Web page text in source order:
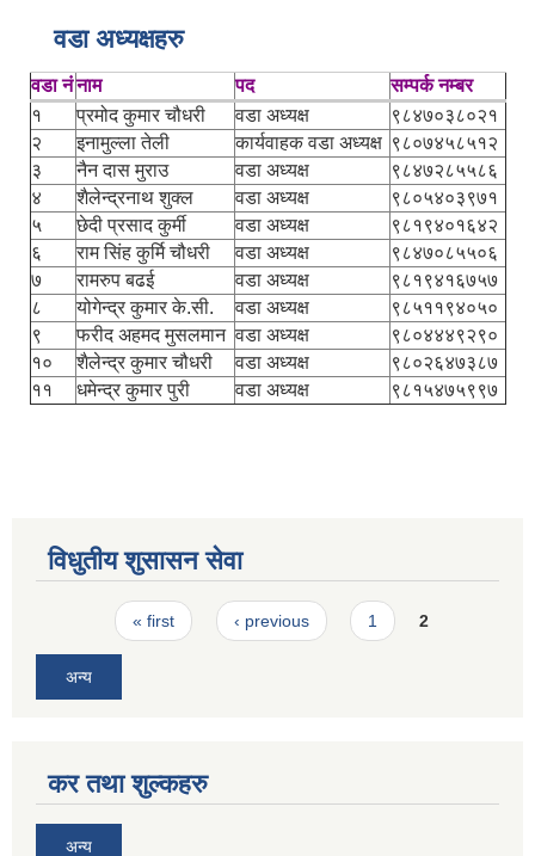
वडा अध्यक्षहरु
वडा नंनाम पद
सम्पर्क नम्बर
१
प्रमोद कुमार चौधरी वडा अध्यक्ष
९८४७०३८०२१
२
इनामुल्ला तेली कार्यवाहक वडा अध्यक्ष ९८०७४५८५१२
३
नैन दास मुराउ वडा अध्यक्ष
९८४७२८५५८६
४
शैलेन्द्रनाथ शुक्ल वडा अध्यक्ष
९८०५४०३९७१
५
छेदी प्रसाद कुर्मी वडा अध्यक्ष
९८१९४०१६४२
६
राम सिंह कुर्मि चौधरी वडा अध्यक्ष
९८४७०८५५०६
७
रामरुप बढई वडा अध्यक्ष
९८१९४१६७५७
८
योगेन्द्र कुमार के.सी. वडा अध्यक्ष
९८५११९४०५०
९
फरीद अहमद मुसलमान वडा अध्यक्ष
९८०४४४९२९०
१०
शैलेन्द्र कुमार चौधरी वडा अध्यक्ष
९८०२६४७३८७
११
धमेन्द्र कुमार पुरी वडा अध्यक्ष ९८१५४७५९९७
विधुतीय शुसासन सेवा
Pages« first ‹ previous 1 2
अन्य
कर तथा शुल्कहरु
अन्य